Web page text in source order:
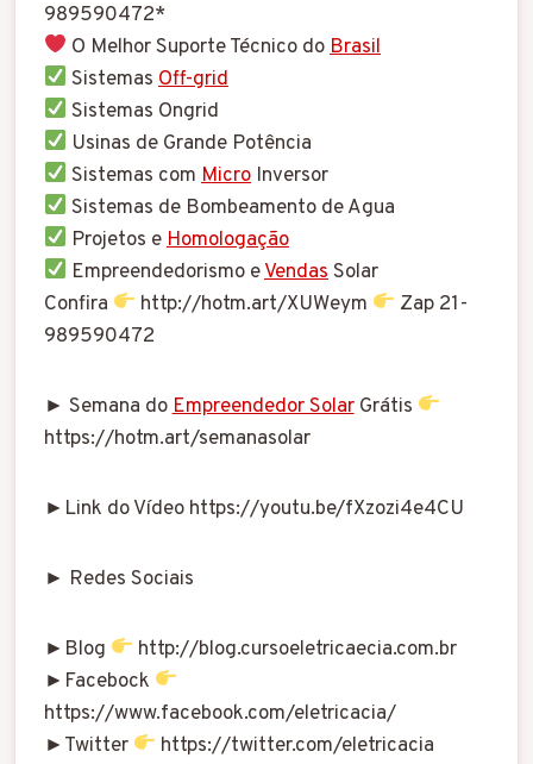
989590472*
O Melhor Suporte Técnico doBrasil
Sistemas Off-grid
Sistemas Ongrid
Usinas de Grande Potência
Sistemas com Micro Inversor
Sistemas de Bombeamento de Agua
Projetos eHomologação
Empreendedorismo eVendasSolar
Confira
http://hotm.art/XUWeym
Zap 21-
989590472
► Semana doEmpreendedor SolarGrátis
https://hotm.art/semanasolar
►Link do Vídeo https://youtu.be/fXzozi4e4CU
► Redes Sociais
►Blog
http://blog.cursoeletricaecia.com.br
►Facebock
https://www.facebook.com/eletricacia/
►Twitter
https://twitter.com/eletricacia